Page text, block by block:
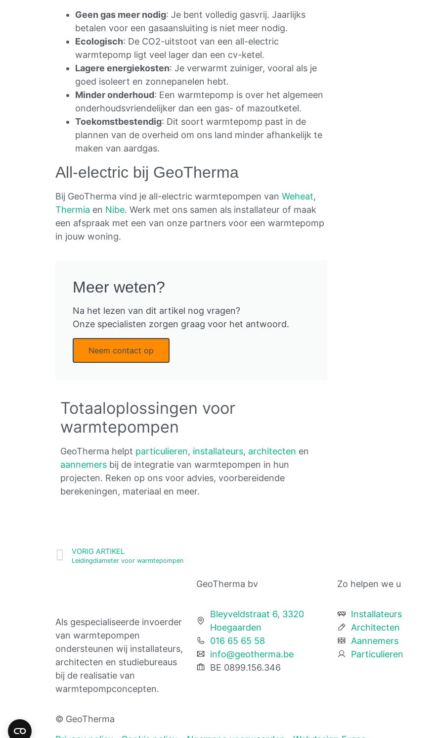
Geen gas meer nodig: Je bent volledig gasvrij. Jaarlijks
betalen voor een gasaansluiting is niet meer nodig.
Ecologisch: De CO2-uitstoot van een all-electric
warmtepomp ligt veel lager dan een cv-ketel.
Lagere energiekosten: Je verwarmt zuiniger, vooral als je
goed isoleert en zonnepanelen hebt.
Minder onderhoud: Een warmtepomp is over het algemeen
onderhoudsvriendelijker dan een gas- of mazoutketel.
Toekomstbestendig: Dit soort warmtepomp past in de
plannen van de overheid om ons land minder afhankelijk te
maken van aardgas.
All-electric bij GeoTherma
Bij GeoTherma vind je all-electric warmtepompen van Weheat,
Thermia en Nibe. Werk met ons samen als installateur of maak
een afspraak met een van onze partners voor een warmtepomp
in jouw woning.
Meer weten?
Na het lezen van dit artikel nog vragen?
Onze specialisten zorgen graag voor het antwoord.
Neem contact op
Totaaloplossingen voor
warmtepompen
GeoTherma helpt particulieren, installateurs, architecten en
aannemers bij de integratie van warmtepompen in hun
projecten. Reken op ons voor advies, voorbereidende
berekeningen, materiaal en meer.
VORIG ARTIKEL
Leidingdiameter voor warmtepompen
Als gespecialiseerde invoerder
van warmtepompen
ondersteunen wij installateurs,
architecten en studiebureaus
bij de realisatie van
warmtepompconcepten.
GeoTherma bv
Bleyveldstraat 6, 3320
Hoegaarden
016 65 65 58
info@geotherma.be
BE 0899.156.346
Zo helpen we u
Installateurs
Architecten
Aannemers
Particulieren
© GeoTherma